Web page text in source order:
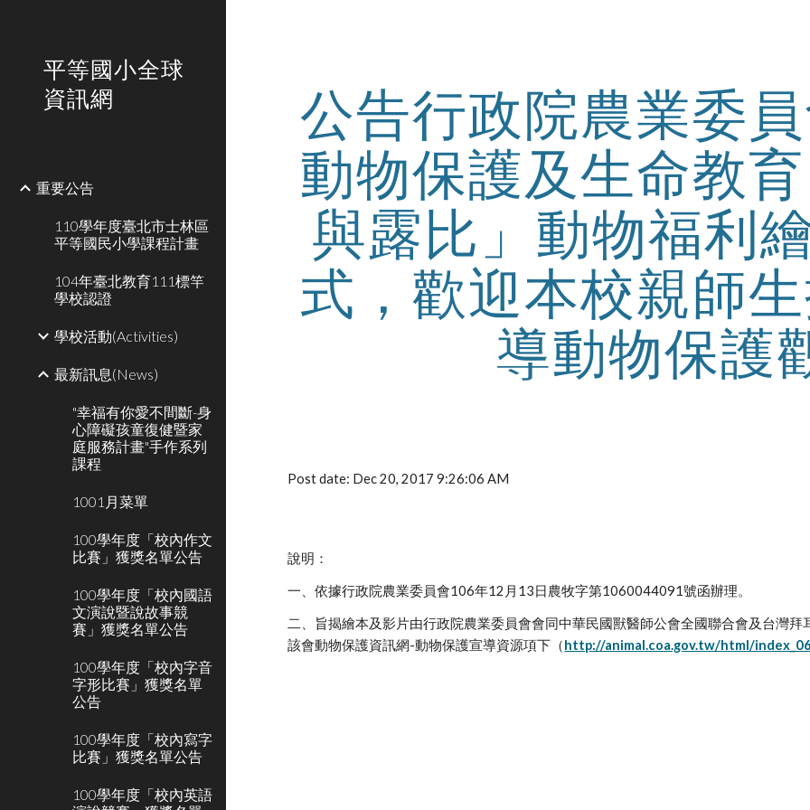
平等國小全球
資訊網
重要公告
110學年度臺北市士林區
平等國民小學課程計畫
104年臺北教育111標竿
學校認證
學校活動(Activities)
最新訊息(News)
"幸福有你愛不間斷-身
心障礙孩童復健暨家
庭服務計畫"手作系列
課程
1001月菜單
100學年度「校內作文
比賽」獲獎名單公告
100學年度「校內國語
文演說暨說故事競
賽」獲獎名單公告
100學年度「校內字音
字形比賽」獲獎名單
公告
100學年度「校內寫字
比賽」獲獎名單公告
100學年度「校內英語
公告行政院農業委
動物保護及生命教
與露比」動物福利
式，歡迎本校親師
導動物保護
Post date: Dec 20, 2017 9:26:06 AM
說明：
一、依據行政院農業委員會106年12月13日農牧字第1060044091號函辦理。
二、旨揭繪本及影片由行政院農業委員會會同中華民國獸醫師公會全國聯合會及台灣
該會動物保護資訊網-動物保護宣導資源項下（http://animal.coa.gov.tw/html/